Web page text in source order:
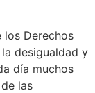
los Derechos
desigualdad y
día muchos
las